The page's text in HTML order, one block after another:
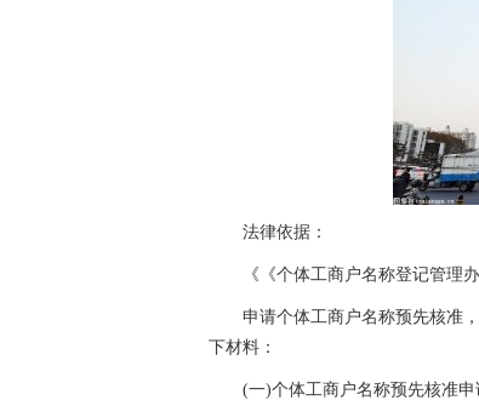
法律依据：
《《个体工商户名称登记管理
申请个体工商户名称预先核准
下材料：
(一)个体工商户名称预先核准申